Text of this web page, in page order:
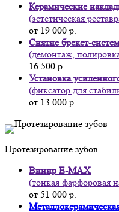
Керамические
(эстетическая
от 19 000 р.
Снятие брекет-
(демонтаж,
16 500 р.
Установка
(фиксатор для
от 13 000 р.
Протезирование зубов
Винир E-MAX
(тонкая фарфоровая
от 51 000 р.